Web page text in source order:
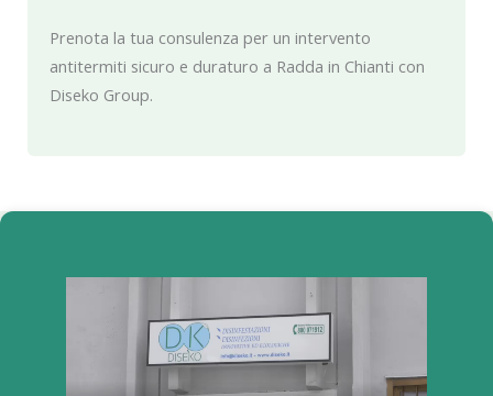
Prenota la tua consulenza per un intervento
antitermiti sicuro e duraturo a Radda in Chianti con
Diseko Group.